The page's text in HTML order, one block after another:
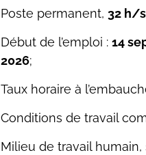
Poste permanent, 32 h/
Début de l’emploi : 14
2026;
Taux horaire à
Conditions de travail
Milieu de travail